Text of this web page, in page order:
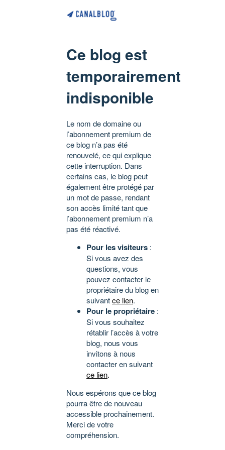
Ce blog est
temporairement
indisponible
Le nom de domaine ou
l’abonnement premium de
ce blog n’a pas été
renouvelé, ce qui explique
cette interruption. Dans
certains cas, le blog peut
également être protégé par
un mot de passe, rendant
son accès limité tant que
l’abonnement premium n’a
pas été réactivé.
Pour les visiteurs :
Si vous avez des
questions, vous
pouvez contacter le
propriétaire du blog en
suivantce lien.
Pour le propriétaire :
Si vous souhaitez
rétablir l’accès à votre
blog, nous vous
invitons à nous
contacter en suivant
ce lien.
Nous espérons que ce blog
pourra être de nouveau
accessible prochainement.
Merci de votre
compréhension.